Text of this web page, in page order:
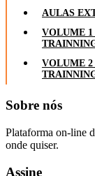
AULAS
VOLUME 1
VOLUME 2
Sobre nós
Plataforma on-line
onde quiser.
Assine